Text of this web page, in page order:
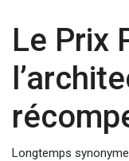
Le Prix
Longtemps